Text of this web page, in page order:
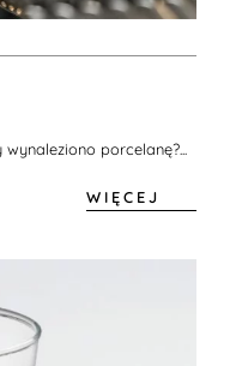
porcelanę?...
WIĘCEJ